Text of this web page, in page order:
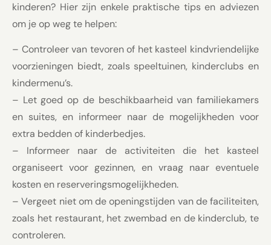
kinderen? Hier zijn enkele praktische tips en adviezen
om je op weg te helpen:
– Controleer van tevoren of het kasteel kindvriendelijke
voorzieningen biedt, zoals speeltuinen, kinderclubs en
kindermenu’s.
– Let goed op de beschikbaarheid van familiekamers
en suites, en informeer naar de mogelijkheden voor
extra bedden of kinderbedjes.
– Informeer naar de activiteiten die het kasteel
organiseert voor gezinnen, en vraag naar eventuele
kosten en reserveringsmogelijkheden.
– Vergeet niet om de openingstijden van de faciliteiten,
zoals het restaurant, het zwembad en de kinderclub, te
controleren.